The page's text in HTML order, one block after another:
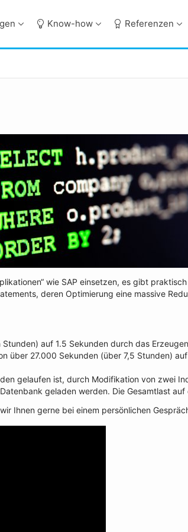
Know-how Referenzen
wie SAP einsetzen, es gibt
deren Optimierung eine massive
auf 1.5 Sekunden durch das
über 27.000 Sekunden (über 7,5 Stunden)
gelaufen ist, durch Modifikation von zwei
geladen werden. Die Gesamtlast
Ihnen gerne bei einem persönlichen